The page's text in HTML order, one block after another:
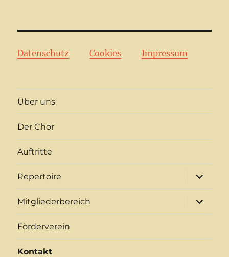
Datenschutz Cookies Impressum
Über uns
Der Chor
Auftritte
Repertoire
öffnen
Mitgliederbereich
öffnen
Förderverein
Kontakt